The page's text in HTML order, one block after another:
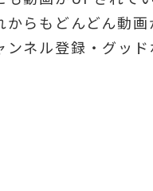
からもどんどん動
ンネル登録・グッ